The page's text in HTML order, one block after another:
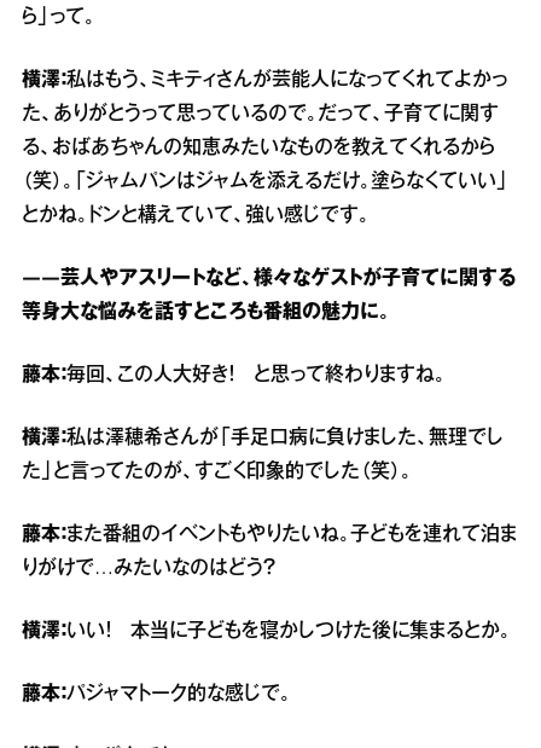
ら」って。
横澤：私はもう、ミキティさんが芸能人になってくれてよかっ
た、ありがとうって思っているので。だって、子育てに関す
る、おばあちゃんの知恵みたいなものを教えてくれるから
（笑）。「ジャムパンはジャムを添えるだけ。塗らなくていい」
とかね。ドンと構えていて、強い感じです。
――芸人やアスリートなど、様々なゲストが子育てに関する
等身大な悩みを話すところも番組の魅力に。
藤本：毎回、この人大好き！ と思って終わりますね。
横澤：私は澤穂希さんが「手足口病に負けました、無理でし
た」と言ってたのが、すごく印象的でした（笑）。
藤本：また番組のイベントもやりたいね。子どもを連れて泊ま
りがけで…みたいなのはどう？
横澤：いい！ 本当に子どもを寝かしつけた後に集まるとか。
藤本：パジャマトーク的な感じで。